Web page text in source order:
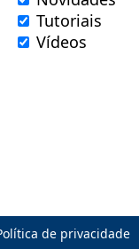
Tutoriais
Vídeos
de privacidade